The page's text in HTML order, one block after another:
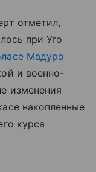
отметил,
при Уго
Мадуро
и военно-
изменения
накопленные
курса